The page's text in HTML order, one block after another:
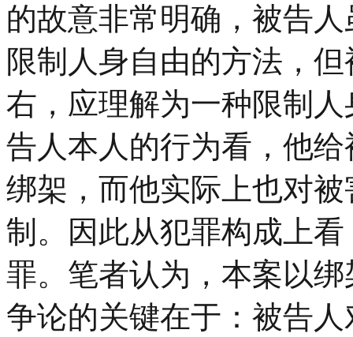
的故意非常明确，被告
限制人身自由的方法，
右，应理解为一种限制
告人本人的行为看，他
绑架，而他实际上也对
制。因此从犯罪构成上
罪。笔者认为，本案以
争论的关键在于：被告